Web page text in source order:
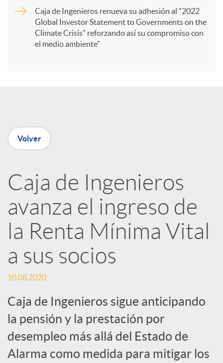
n
R
e
d
e
s
S
o
Caja de Ingenieros renueva su adhesión al “2022
Global Investor Statement to Governments on the
Climate Crisis” reforzando así su compromiso con
el medio ambiente”
Volver
Caja de Ingenieros
avanza el ingreso de
la Renta Mínima Vital
a sus socios
10.08.2020
Caja de Ingenieros sigue anticipando
la pensión y la prestación por
desempleo más allá del Estado de
Alarma como medida para mitigar los